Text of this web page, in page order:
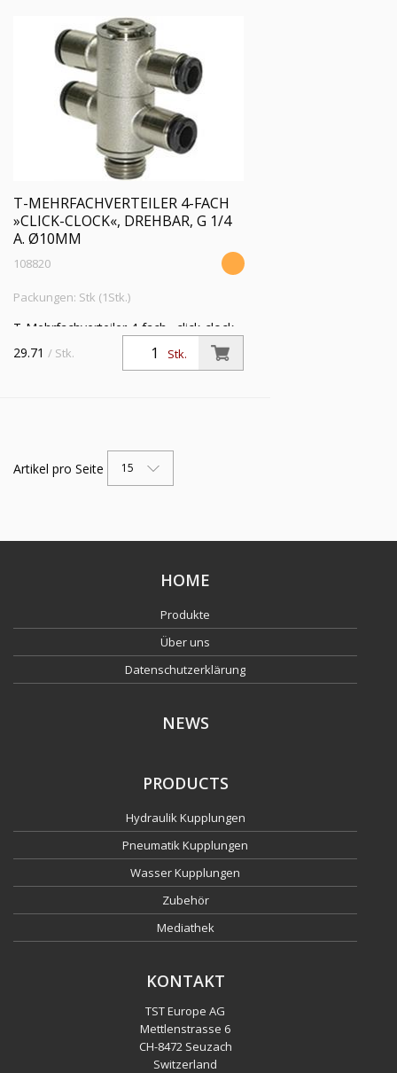
T-MEHRFACHVERTEILER 4-FACH
»CLICK-CLOCK«, DREHBAR, G 1/4
A. Ø10MM
108820
Packungen: Stk (1Stk.)
T-Mehrfachverteiler 4-fach »click-clock«,
drehbar, G 1/4 a., für Schlauch-Außen-Ø
10 mm, Arbeitsdruck max. 16 bar,
Stk.
29.71 / Stk.
Artikel pro Seite 15
HOME
Produkte
Über uns
Datenschutzerklärung
NEWS
PRODUCTS
Hydraulik Kupplungen
Pneumatik Kupplungen
Wasser Kupplungen
Zubehör
Mediathek
KONTAKT
TST Europe AG
Mettlenstrasse 6
CH-8472 Seuzach
Switzerland